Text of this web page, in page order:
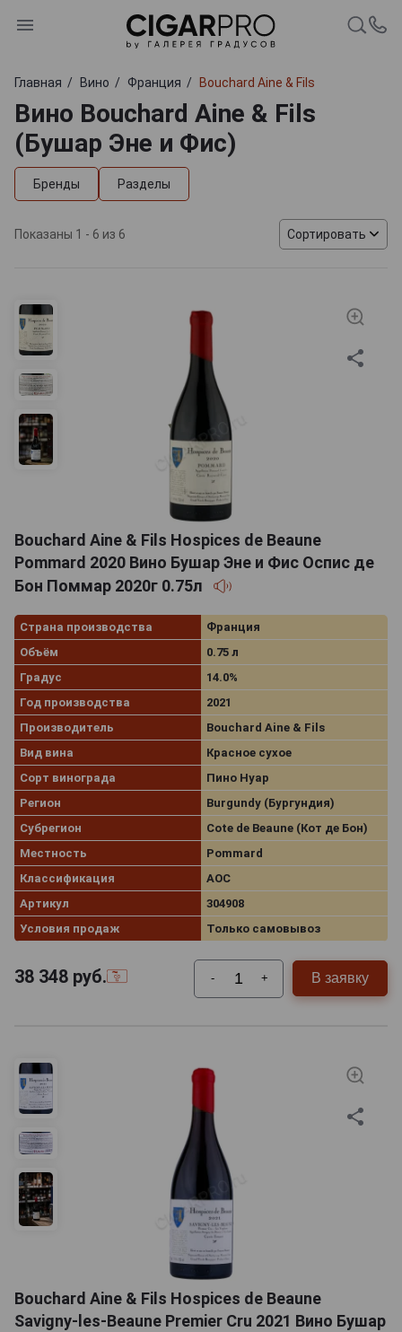
Главная Вино Франция Bouchard Aine & Fils
Вино Bouchard Aine & Fils
(Бушар Эне и Фис)
Бренды Разделы
Показаны 1 - 6 из 6 Сортировать
Bouchard Aine & Fils Hospices de Beaune
Pommard 2020 Вино Бушар Эне и Фис Оспис де
Бон Поммар 2020г 0.75л
Страна производства
Франция
Объём
0.75 л
Градус
14.0%
Год производства
2021
Производитель
Bouchard Aine & Fils
Вид вина
Красное сухое
Сорт винограда
Пино Нуар
Регион
Burgundy (Бургундия)
Субрегион
Cote de Beaune (Кот де Бон)
Местность
Pommard
Классификация
AOC
Артикул
304908
Условия продаж
Только самовывоз
38 348 руб. - + В заявку
Bouchard Aine & Fils Hospices de Beaune
Savigny-les-Beaune Premier Cru 2021 Вино Бушар